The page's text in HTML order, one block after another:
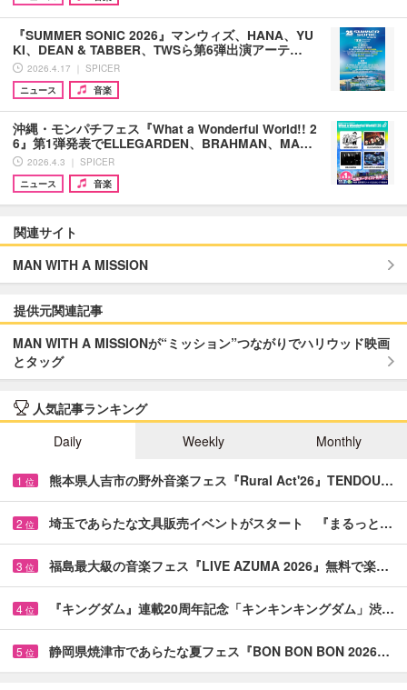
『SUMMER SONIC 2026』マンウィズ、HANA、YU
KI、DEAN & TABBER、TWSら第6弾出演アーテ…
2026.4.17 ｜ SPICER
ニュース
音楽
沖縄・モンパチフェス『What a Wonderful World!! 2
6』第1弾発表でELLEGARDEN、BRAHMAN、MA…
2026.4.3 ｜ SPICER
ニュース
音楽
関連サイト
MAN WITH A MISSION
提供元関連記事
MAN WITH A MISSIONが“ミッション”つながりでハリウッド映画
とタッグ
人気記事ランキング
Daily
Weekly Monthly
1 位 熊本県人吉市の野外音楽フェス『Rural Act'26』TENDOU…
2 位 埼玉であらたな文具販売イベントがスタート 『まるっと…
3 位 福島最大級の音楽フェス『LIVE AZUMA 2026』無料で楽…
4 位 『キングダム』連載20周年記念「キンキンキングダム」渋…
5 位 静岡県焼津市であらたな夏フェス『BON BON BON 2026…